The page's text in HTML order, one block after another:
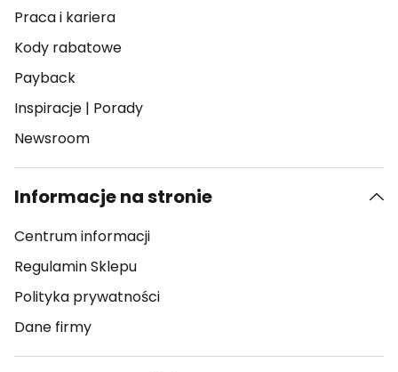
Praca i kariera
Kody rabatowe
Payback
Inspiracje | Porady
Newsroom
Informacje na stronie
Centrum informacji
Regulamin Sklepu
Polityka prywatności
Dane firmy